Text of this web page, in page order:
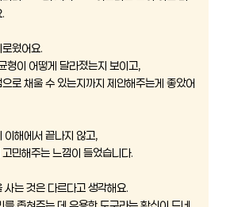
웠어요.
형이 어떻게 달라졌는지 보이고,
로 채울 수 있는지까지 제안해주는게 좋았어
이해에서 끝나지 않고,
민해주는 느낌이 들었습니다.
사는 것은 다르다고 생각해요.